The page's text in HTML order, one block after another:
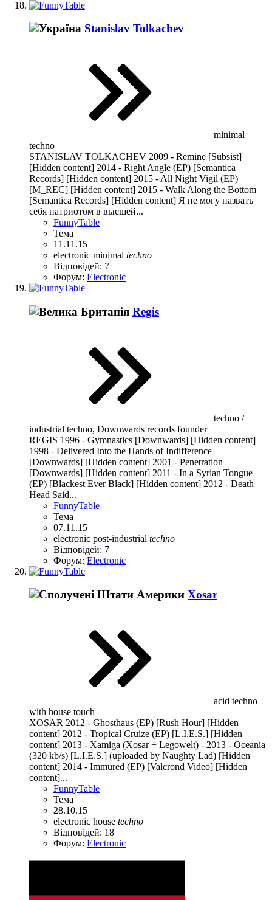
Stanislav Tolkachev
minimal
techno
STANISLAV TOLKACHEV 2009 - Remine [Subsist]
[Hidden content] 2014 - Right Angle (EP) [Semantica
Records] [Hidden content] 2015 - All Night Vigil (EP)
[M_REC] [Hidden content] 2015 - Walk Along the Bottom
[Semantica Records] [Hidden content] Я не могу назвать
себя патриотом в высшей...
FunnyTable
Тема
11.11.15
electronic minimal techno
Відповідей: 7
Форум: Electronic
Regis
techno /
industrial techno, Downwards records founder
REGIS 1996 - Gymnastics [Downwards] [Hidden content]
1998 - Delivered Into the Hands of Indifference
[Downwards] [Hidden content] 2001 - Penetration
[Downwards] [Hidden content] 2011 - In a Syrian Tongue
(EP) [Blackest Ever Black] [Hidden content] 2012 - Death
Head Said...
FunnyTable
Тема
07.11.15
electronic post-industrial techno
Відповідей: 7
Форум: Electronic
Xosar
acid techno
with house touch
XOSAR 2012 - Ghosthaus (EP) [Rush Hour] [Hidden
content] 2012 - Tropical Cruize (EP) [L.I.E.S.] [Hidden
content] 2013 - Xamiga (Xosar + Legowelt) - 2013 - Oceania
(320 kb/s) [L.I.E.S.] (uploaded by Naughty Lad) [Hidden
content] 2014 - Immured (EP) [Valcrond Video] [Hidden
content]...
FunnyTable
Тема
28.10.15
electronic house techno
Відповідей: 18
Форум: Electronic